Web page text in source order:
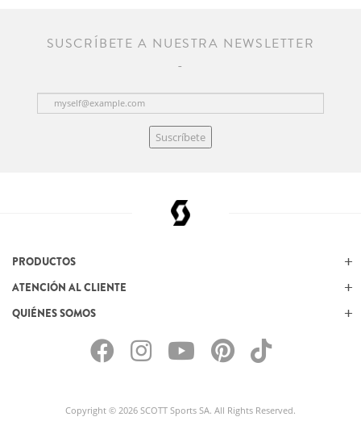
SUSCRÍBETE A NUESTRA NEWSLETTER
Suscríbete
PRODUCTOS
ATENCIÓN AL CLIENTE
QUIÉNES SOMOS
Copyright © 2026 SCOTT Sports SA. All Rights Reserved.